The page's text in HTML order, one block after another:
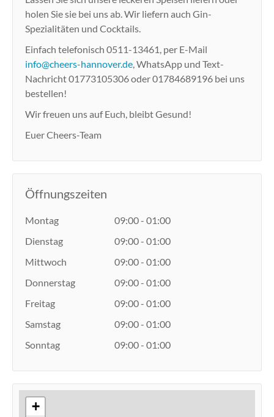
holen Sie sie bei uns ab. Wir liefern auch Gin-
Spezialitäten und Cocktails.
Einfach telefonisch 0511-13461, per E-Mail
info@cheers-hannover.de, WhatsApp und Text-
Nachricht 01773105306 oder 01784689196 bei uns
bestellen!
Wir freuen uns auf Euch, bleibt Gesund!
Euer Cheers-Team
Öffnungszeiten
Montag
09:00 - 01:00
Dienstag
09:00 - 01:00
Mittwoch
09:00 - 01:00
Donnerstag
09:00 - 01:00
Freitag
09:00 - 01:00
Samstag
09:00 - 01:00
Sonntag
09:00 - 01:00
+